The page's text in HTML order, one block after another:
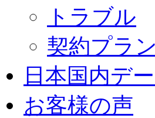
トラブル
契約プラ
日本国内デ
お客様の声